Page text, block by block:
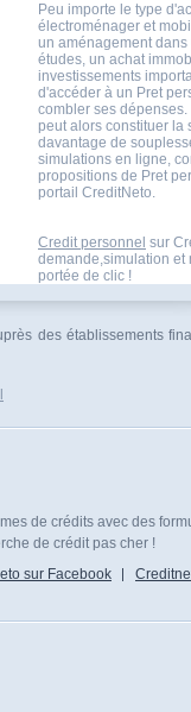
Peu importe le type
électroménager et
un aménagement
études, un achat
investissements
d'accéder à un Pret
combler ses
peut alors constituer la
davantage de
simulations en ligne,
propositions de Pret
portail CreditNeto.
Credit personnel sur
demande,simulation et
portée de clic !
des établissements
de crédits avec des
de crédit pas cher !
sur Facebook